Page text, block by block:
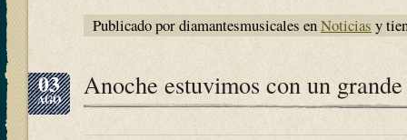
Publicado por diamantesmusicales enNoticias y
03
AGO Anoche estuvimos con un